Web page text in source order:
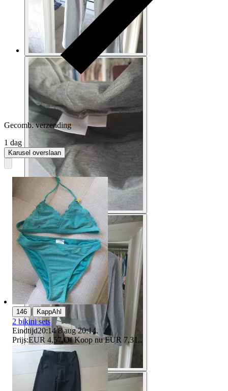
Gecomb. verzending
1 dag
Karusel overslaan
146 | KappAhl
2 bikini sets
Eindtijd20:14 8 aug 20:14.
Prijs:EUR 4,57,Of Koop nu EUR 7,31 ,.